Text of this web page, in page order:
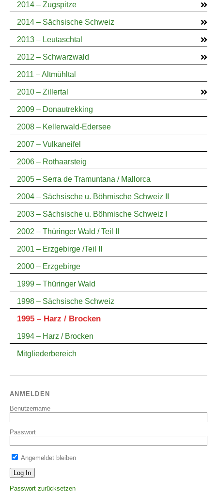
2014 – Zugspitze
2014 – Sächsische Schweiz
2013 – Leutaschtal
2012 – Schwarzwald
2011 – Altmühltal
2010 – Zillertal
2009 – Donautrekking
2008 – Kellerwald-Edersee
2007 – Vulkaneifel
2006 – Rothaarsteig
2005 – Serra de Tramuntana / Mallorca
2004 – Sächsische u. Böhmische Schweiz II
2003 – Sächsische u. Böhmische Schweiz I
2002 – Thüringer Wald / Teil II
2001 – Erzgebirge /Teil II
2000 – Erzgebirge
1999 – Thüringer Wald
1998 – Sächsische Schweiz
1995 – Harz / Brocken
1994 – Harz / Brocken
Mitgliederbereich
ANMELDEN
Benutzername
Passwort
Angemeldet bleiben
Passwort zurücksetzen